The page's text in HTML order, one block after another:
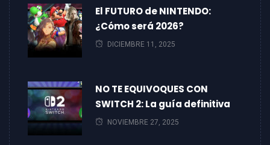
El FUTURO de NINTENDO:
¿Cómo será 2026?
DICIEMBRE 11, 2025
NO TE EQUIVOQUES CON
SWITCH 2: La guía definitiva
NOVIEMBRE 27, 2025